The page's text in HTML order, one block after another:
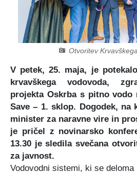
Otvoritev
V petek, 25. maja, je
krvavškega vodovoda,
projekta Oskrba s pitno vodo
Save – 1. sklop. Dogodek, na
minister za naravne vire in
je pričel z novinarsko
13.30 je sledila svečana
za javnost.
Vodovodni sistemi, ki se
Certifikati in priznanja
Turistična ponudba
Zbornik Občine Vodice
Lokalne volitve 2022
Participativni proračun
Predlogi predpisov v javni obravnavi
Javno podjetje Komunala Vodice,
Začasni zbirni center
e-Tržnica lokalnih ponudnikov hrane
RRA LUR (LAS Za mesto in vas)
Mediji o občini Vodice
Kopitarjev glas
Galerija slik
Štab Civilne zaščite Občine Vodice
Medobčinski inšpektorat in redarstvo
Organigram občine